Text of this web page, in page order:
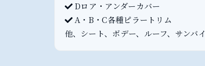
Dロア・アンダーカバー
A・B・C各種ピラートリム
他、シート、ボデー、ルーフ、サン